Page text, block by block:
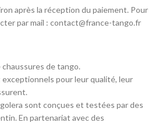
après la réception du paiement. Pour
par mail : contact@france-tango.fr
de tango.
pour leur qualité, leur
sont conçues et testées par des
En partenariat avec des